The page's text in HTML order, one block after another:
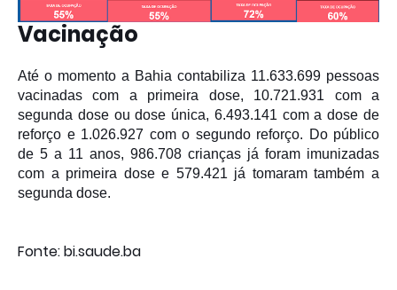
Vacinação
Até o momento a Bahia contabiliza 11.633.699 pessoas
vacinadas com a primeira dose, 10.721.931 com a
segunda dose ou dose única, 6.493.141 com a dose de
reforço e 1.026.927 com o segundo reforço. Do público
de 5 a 11 anos, 986.708 crianças já foram imunizadas
com a primeira dose e 579.421 já tomaram também a
segunda dose.
Fonte: bi.saude.ba